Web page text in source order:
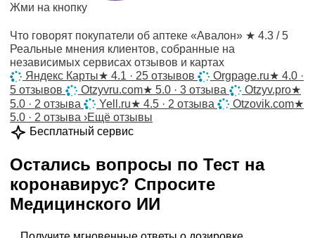
Жми на кнопку
Что говорят покупатели об аптеке «Авалон» ★ 4.3 / 5
Реальные мнения клиентов, собранные на
независимых сервисах отзывов и картах
Яндекс Карты★ 4.1 · 25 отзывов Orgpage.ru★ 4.0 ·
5 отзывов
Otzyvru.com★ 5.0 · 3 отзыва Otzyv.pro★
5.0 · 2 отзыва
Yell.ru★ 4.5 · 2 отзыва Otzovik.com★
5.0 · 2 отзыва ›Ещё отзывы
Бесплатный сервис
Остались вопросы по Тест на
коронавирус? Спросите
Медицинского ИИ